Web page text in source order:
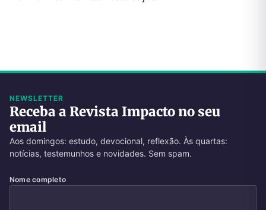
NEWSLETTER
Receba a Revista Impacto no seu
email
Aos domingos: estudo, devocional, reflexão. Às quartas:
notícias, testemunhos e novidades. Sem spam.
Nome completo